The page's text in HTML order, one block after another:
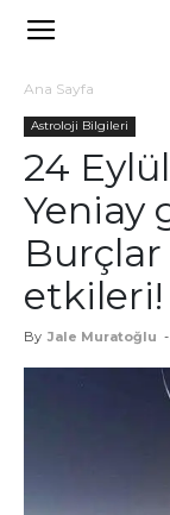
Ana Sayfa
Astroloji Bilgileri
24
Yeniay
etkileri!
By Jale Muratoğlu -